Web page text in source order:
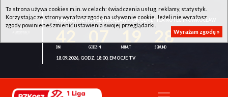
WKK ACTIVE HOTEL WROCŁAW - KSK QEMETICA NOTEĆ INOWROCŁAW
28
18.09.2026, GODZ. 18:00, EMOCJE TV
Ta strona używa cookies m.in. w celach: świadczenia usług, reklamy, statystyk.
Korzystając ze strony wyrażasz zgodę na używanie cookie. Jeżeli nie wyrażasz
zgody powinieneś zmienić ustawienia swojej przeglądarki.
Wyrażam zgodę »